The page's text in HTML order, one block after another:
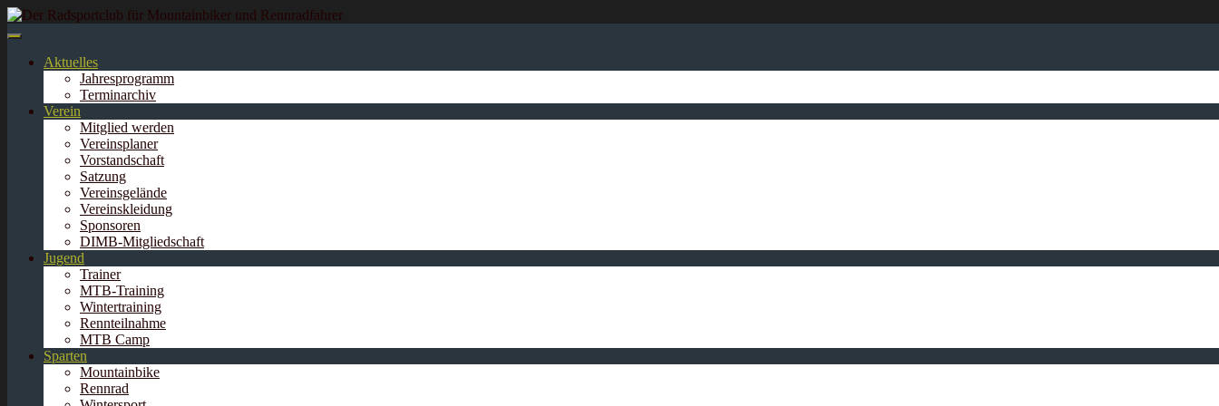
Springe
zum
Aktuelles
Jahresprogramm
Terminarchiv
Verein
Mitglied werden
Vereinsplaner
Vorstandschaft
Satzung
Vereinsgelände
Vereinskleidung
Sponsoren
DIMB-Mitgliedschaft
Jugend
Trainer
MTB-Training
Wintertraining
Rennteilnahme
MTB Camp
Sparten
Mountainbike
Rennrad